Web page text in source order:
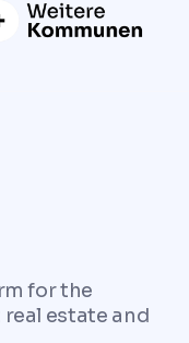
for the
estate and